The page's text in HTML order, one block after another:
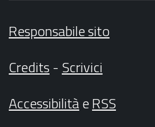
Responsabile sito
Credits- Scrivici
AccessibilitàeRSS